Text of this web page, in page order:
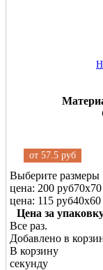
от 57.5 руб
Выберите размеры
цена: 200 руб70х70
цена: 115 руб40х60
Цена за
Все раз.
Добавлено в
В корзину
секунду